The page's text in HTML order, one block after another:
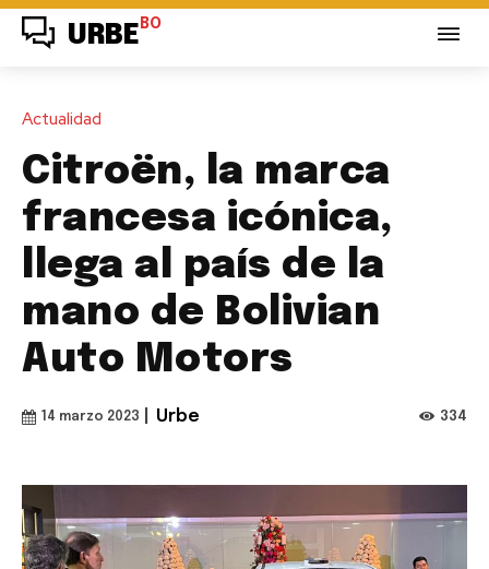
URBE BO
Actualidad
Citroën, la marca
francesa icónica,
llega al país de la
mano de Bolivian
Auto Motors
14 marzo 2023 Urbe 334